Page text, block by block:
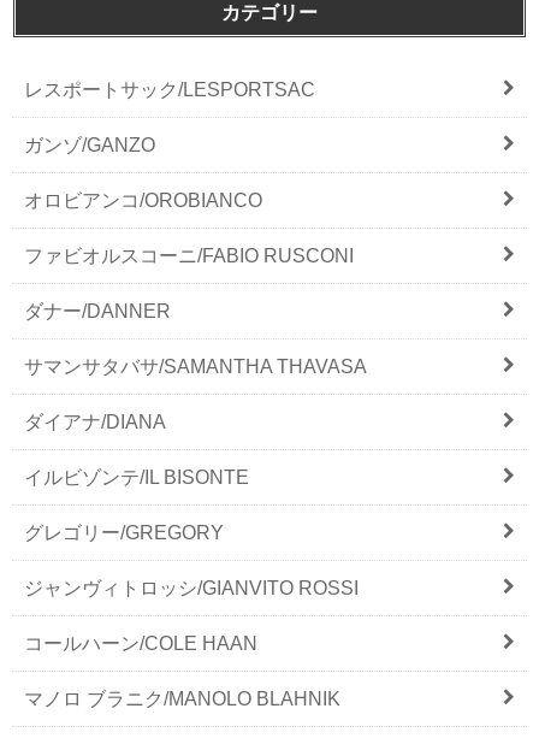
カテゴリー
レスポートサック/LESPORTSAC
ガンゾ/GANZO
オロビアンコ/OROBIANCO
ファビオルスコーニ/FABIO RUSCONI
ダナー/DANNER
サマンサタバサ/SAMANTHA THAVASA
ダイアナ/DIANA
イルビゾンテ/IL BISONTE
グレゴリー/GREGORY
ジャンヴィトロッシ/GIANVITO ROSSI
コールハーン/COLE HAAN
マノロ ブラニク/MANOLO BLAHNIK